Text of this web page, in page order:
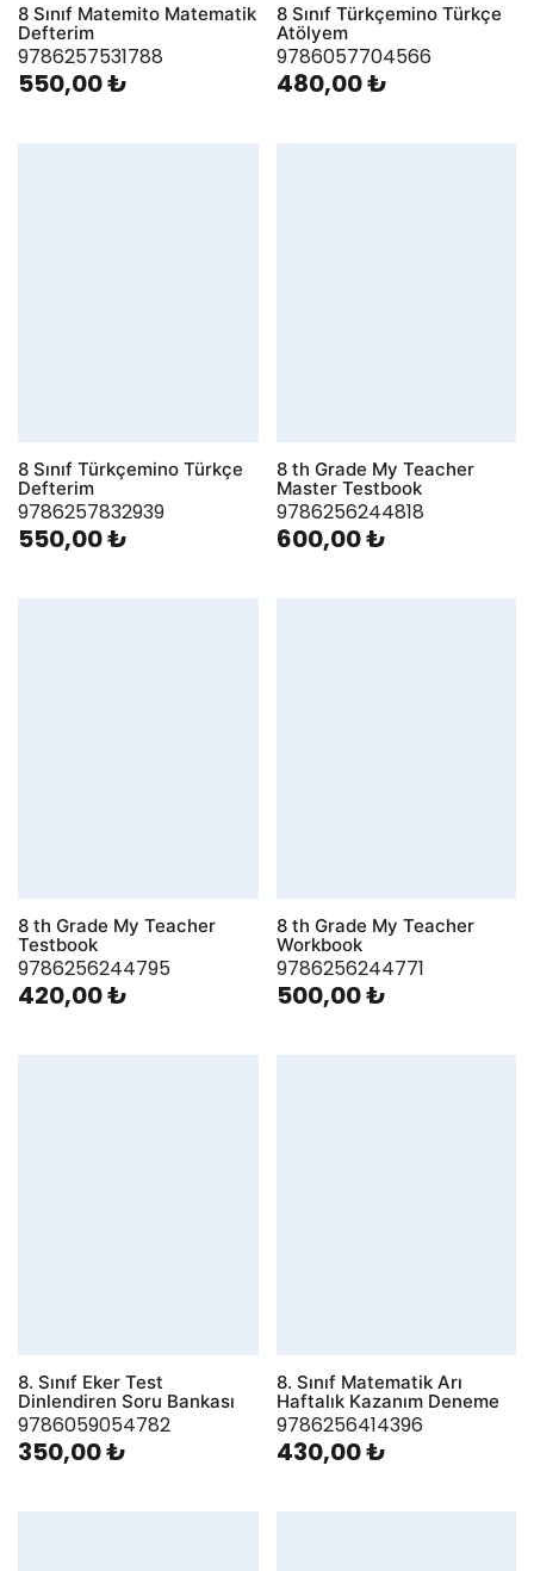
8 Sınıf Matemito Matematik
Defterim
9786257531788
550,00 ₺
8 Sınıf Türkçemino Türkçe
Atölyem
9786057704566
480,00 ₺
8 Sınıf Türkçemino Türkçe
Defterim
9786257832939
550,00 ₺
8 th Grade My Teacher
Master Testbook
9786256244818
600,00 ₺
8 th Grade My Teacher
Testbook
9786256244795
420,00 ₺
8 th Grade My Teacher
Workbook
9786256244771
500,00 ₺
8. Sınıf Eker Test
Dinlendiren Soru Bankası
9786059054782
350,00 ₺
8. Sınıf Matematik Arı
Haftalık Kazanım Deneme
9786256414396
430,00 ₺